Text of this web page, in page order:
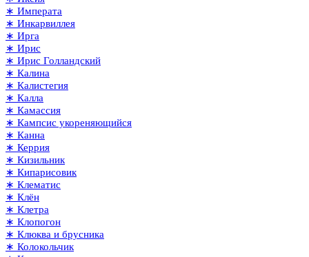
∗ Императа
∗ Инкарвиллея
∗ Ирга
∗ Ирис
∗ Ирис Голландский
∗ Калина
∗ Калистегия
∗ Калла
∗ Камассия
∗ Кампсис укореняющийся
∗ Канна
∗ Керрия
∗ Кизильник
∗ Кипарисовик
∗ Клематис
∗ Клён
∗ Клетра
∗ Клопогон
∗ Клюква и брусника
∗ Колокольчик